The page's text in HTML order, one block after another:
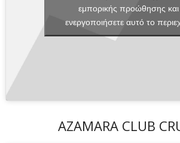
εμπορικής προώθησης
ενεργοποιήσετε αυτό το
AZAMARA CLUB